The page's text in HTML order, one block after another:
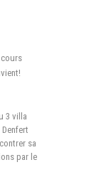
3 villa
sa
par le